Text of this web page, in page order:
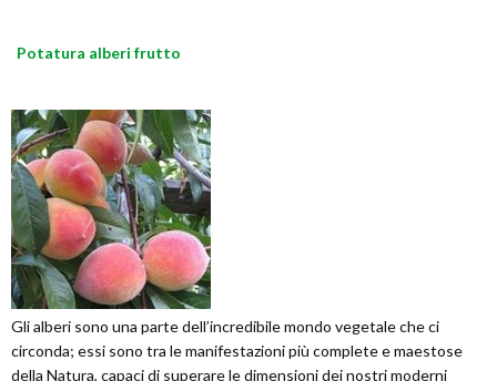
Potatura alberi frutto
Gli alberi sono una parte dell’incredibile mondo vegetale che ci
circonda; essi sono tra le manifestazioni più complete e maestose
della Natura, capaci di superare le dimensioni dei nostri moderni